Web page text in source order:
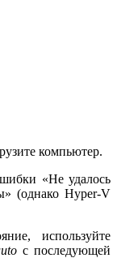
компьютер.
«Не удалось
(однако Hyper-V
используйте
с последующей